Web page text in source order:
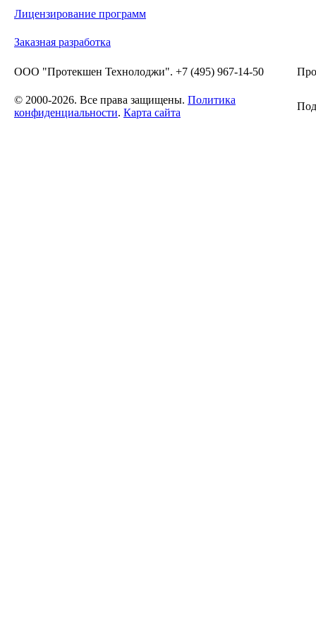
Лицензирование программ
Заказная разработка
ООО "Протекшен Технолоджи". +7 (495) 967-14-50
© 2000-2026. Все права защищены. Политика
конфиденциальности. Карта сайта